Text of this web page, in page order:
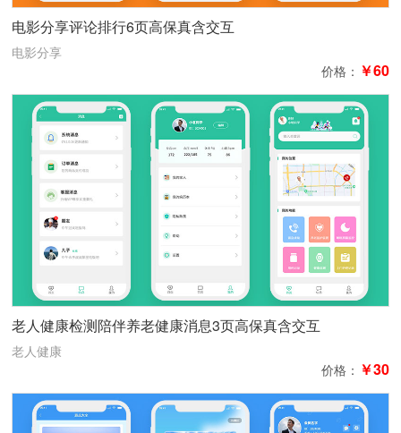
电影分享评论排行6页高保真含交互
电影分享
价格： ￥60
老人健康检测陪伴养老健康消息3页高保真含交互
老人健康
价格： ￥30